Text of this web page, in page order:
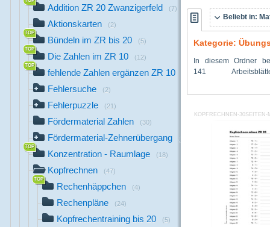
Addition ZR 20 Zwanzigerfeld (7)
Aktionskarten (2)
Bündeln im ZR bis 20 (5)
Die Zahlen im ZR 10 (12)
fehlende Zahlen ergänzen ZR 10
Fehlersuche (2)
Fehlerpuzzle (21)
Fördermaterial Zahlen (30)
Fördermaterial-Zehnerübergang (54)
Konzentration - Raumlage (18)
Kopfrechnen (47)
Rechenhäppchen (4)
Rechenpläne (24)
Kopfrechentraining bis 20 (5)
Beliebt in:
Kategorie:
In diesem Ordner
141
verschiedenen
Subtraktion, Zahlen
ergänzen) zum
KOPFRECHNEN-